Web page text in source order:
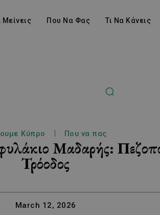
Που Να Φας Τι Να Κάνεις
Κύπρο Που να πας
Μαδαρής:
Τρόοδος
March 12, 2026